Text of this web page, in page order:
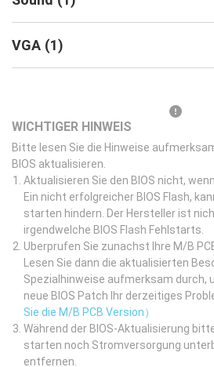
VGA (1)
WICHTIGER HINWEIS
Bitte lesen Sie die Hinweise
BIOS aktualisieren.
Aktualisieren Sie den BIOS nicht,
Ein nicht erfolgreicher BIOS Flash,
starten hindern. Der Hersteller ist
irgendwelche BIOS Flash Fehlstarts.
Uberprufen Sie zunachst Ihre M/B
Lesen Sie dann die aktualisierten
Spezialhinweise aufmerksam durch,
neue BIOS Patch Ihr derzeitiges
Sie die M/B PCB Version）
Während der BIOS-Aktualisierung
starten noch Stromversorgung
entfernen.